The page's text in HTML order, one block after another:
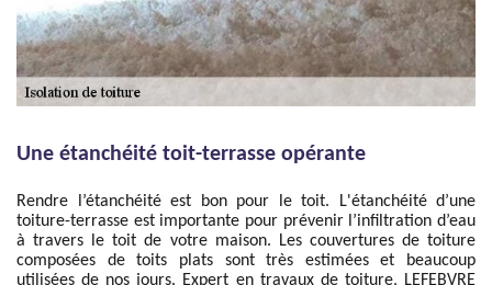
Une étanchéité toit-terrasse opérante
Rendre l’étanchéité est bon pour le toit. L'étanchéité d’une
toiture-terrasse est importante pour prévenir l’infiltration d’eau
à travers le toit de votre maison. Les couvertures de toiture
composées de toits plats sont très estimées et beaucoup
utilisées de nos jours. Expert en travaux de toiture, LEFEBVRE